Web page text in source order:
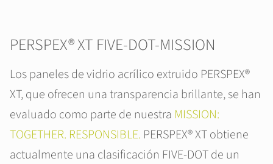
PERSPEX® XT FIVE-DOT-MISSION
Los paneles de vidrio acrílico extruido PERSPEX®
XT, que ofrecen una transparencia brillante, se han
evaluado como parte de nuestra MISSION:
TOGETHER. RESPONSIBLE. PERSPEX® XT obtiene
actualmente una clasificación FIVE-DOT de un